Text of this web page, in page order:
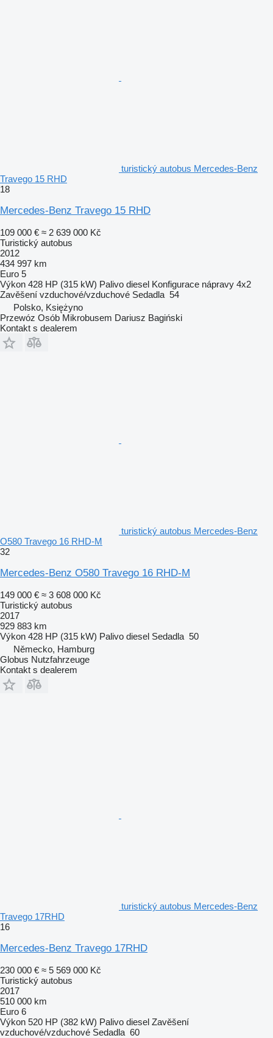
turistický autobus Mercedes-Benz
Travego 15 RHD
18
Mercedes-Benz Travego 15 RHD
109 000 € ≈ 2 639 000 Kč
Turistický autobus
2012
434 997 km
Euro 5
Výkon 428 HP (315 kW) Palivo diesel Konfigurace nápravy 4x2
Zavěšení vzduchové/vzduchové Sedadla 54
Polsko, Księżyno
Przewóz Osób Mikrobusem Dariusz Bagiński
Kontakt s dealerem
turistický autobus Mercedes-Benz
O580 Travego 16 RHD-M
32
Mercedes-Benz O580 Travego 16 RHD-M
149 000 € ≈ 3 608 000 Kč
Turistický autobus
2017
929 883 km
Výkon 428 HP (315 kW) Palivo diesel Sedadla 50
Německo, Hamburg
Globus Nutzfahrzeuge
Kontakt s dealerem
turistický autobus Mercedes-Benz
Travego 17RHD
16
Mercedes-Benz Travego 17RHD
230 000 € ≈ 5 569 000 Kč
Turistický autobus
2017
510 000 km
Euro 6
Výkon 520 HP (382 kW) Palivo diesel Zavěšení
vzduchové/vzduchové Sedadla 60